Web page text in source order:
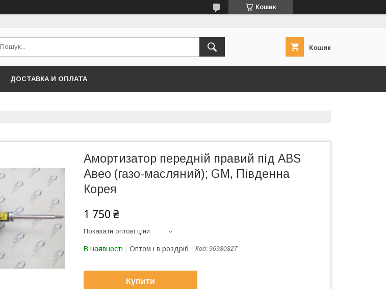
Кошик
Кошик
ДОСТАВКА И ОПЛАТА
Амортизатор передній правий під ABS
Авео (газо-масляний); GM, Південна
Корея
1 750 ₴
Показати оптові ціни
В наявності Оптом і в роздріб Код: 96980827
Купити